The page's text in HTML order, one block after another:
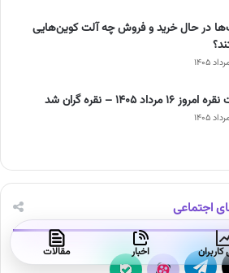
در حال خرید و فروش چه آلت کوین‌هایی
۱۶ مرداد ۱۴۰۵ – نقره گران شد
اجتماعی
تلگرام
اخبار مقالات